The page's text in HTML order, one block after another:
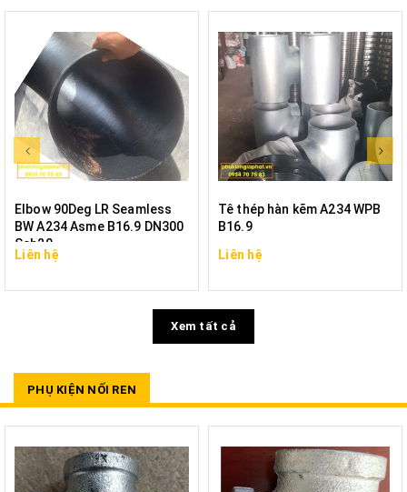
Elbow 90Deg LR Seamless
BW A234 Asme B16.9 DN300
Sch20
Liên hệ
Tê thép hàn kẽm A234 WPB
B16.9
Liên hệ
Xem tất cả
PHỤ KIỆN NỐI REN